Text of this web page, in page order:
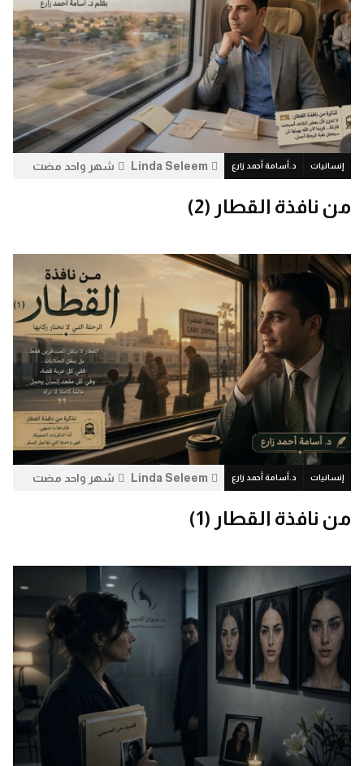
إنسانيات د.أسامة أحمد زارع Linda Seleem
شهر واحد مضت
من نافذة القطار (2)
إنسانيات د.أسامة أحمد زارع Linda Seleem
شهر واحد مضت
من نافذة القطار (1)